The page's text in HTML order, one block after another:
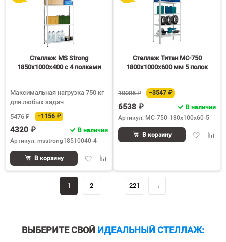
Стеллаж MS Strong
1850х1000х400 c 4 полками
Максимальная нагрузка 750 кг
для любых задач
5476 ₽
−1156 ₽
4320 ₽
В наличии
Артикул: msstrong18510040-4
Добавить
избранное
Добавить
сравнению
В корзину
Стеллаж Титан МС-750
1800х1000х600 мм 5 полок
10085 ₽ −3547 ₽
6538 ₽
В наличии
Артикул: МС-750-180х100х60-5
Добавить
В корзину
1 2 221 →
ВЫБЕРИТЕ СВОЙ ИДЕАЛЬНЫЙ СТЕЛЛАЖ: